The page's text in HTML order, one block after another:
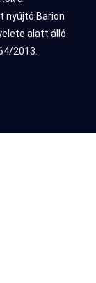
nyújtó Barion
alatt álló
2013.